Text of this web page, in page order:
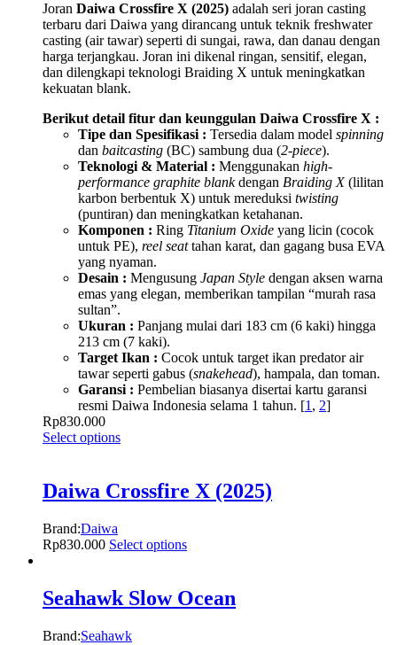
Joran Daiwa Crossfire X (2025) adalah seri joran casting
terbaru dari Daiwa yang dirancang untuk teknik freshwater
casting (air tawar) seperti di sungai, rawa, dan danau dengan
harga terjangkau. Joran ini dikenal ringan, sensitif, elegan,
dan dilengkapi teknologi Braiding X untuk meningkatkan
kekuatan blank.
Berikut detail fitur dan keunggulan Daiwa Crossfire X :
Tipe dan Spesifikasi : Tersedia dalam model spinning
dan baitcasting (BC) sambung dua (2-piece).
Teknologi & Material : Menggunakan high-
performance graphite blankdengan Braiding X(lilitan
karbon berbentuk X) untuk mereduksi twisting
(puntiran) dan meningkatkan ketahanan.
Komponen : Ring Titanium Oxide yang licin (cocok
untuk PE), reel seattahan karat, dan gagang busa EVA
yang nyaman.
Desain : Mengusung Japan Style dengan aksen warna
emas yang elegan, memberikan tampilan “murah rasa
sultan”.
Ukuran : Panjang mulai dari 183 cm (6 kaki) hingga
213 cm (7 kaki).
Target Ikan : Cocok untuk target ikan predator air
tawar seperti gabus (snakehead), hampala, dan toman.
Garansi : Pembelian biasanya disertai kartu garansi
resmi Daiwa Indonesia selama 1 tahun. [1 , 2]
Rp830.000
Select options
Daiwa Crossfire X (2025)
Brand:Daiwa
Rp830.000 Select options
Seahawk Slow Ocean
Brand:Seahawk